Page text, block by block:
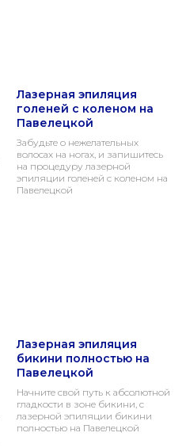
Лазерная эпиляция
голеней с коленом на
Павелецкой
Забудьте о нежелательных
волосах на ногах, и запишитесь
на процедуру лазерной
эпиляции голеней с коленом на
Павелецкой
Лазерная эпиляция
бикини полностью на
Павелецкой
Начните свой путь к абсолютной
гладкости в зоне бикини, с
лазерной эпиляции бикини
полностью на Павелецкой